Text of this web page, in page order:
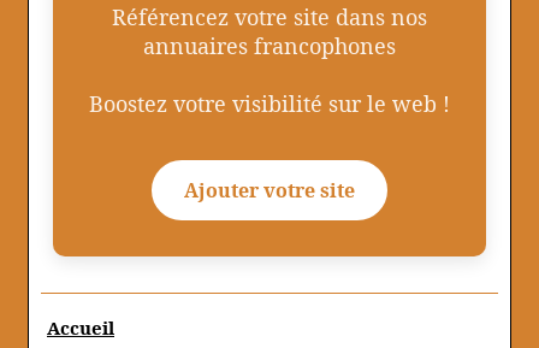
Référencez votre site dans nos
annuaires francophones
Boostez votre visibilité sur le web !
Ajouter votre site
Accueil